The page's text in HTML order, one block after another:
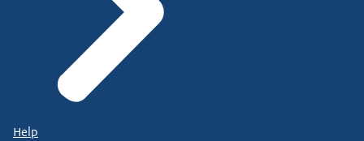
Help